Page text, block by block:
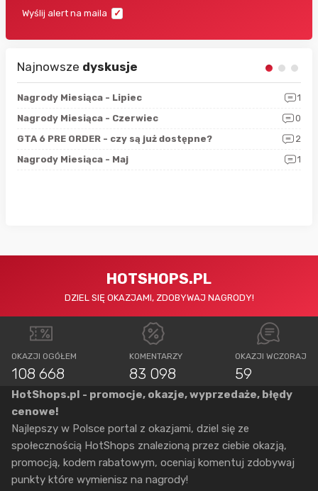
Wyślij alert na maila
Najnowsze dyskusje
Nagrody Miesiąca - Lipiec
1
Nagrody Miesiąca - Czerwiec
0
GTA 6 PRE ORDER - czy są już dostępne?
2
Nagrody Miesiąca - Maj
1
HOTSHOPS.PL
DZIEL SIĘ OKAZJAMI, ZDOBYWAJ NAGRODY!
OKAZJI OGÓŁEM
108 668
KOMENTARZY
83 098
OKAZJI WCZORAJ
59
HotShops.pl - promocje, okazje, wyprzedaże, błędy
cenowe!
Najlepszy w Polsce portal z okazjami, dziel się ze
społecznością HotShops znalezioną przez ciebie okazją,
promocją, kodem rabatowym, oceniaj komentuj zdobywaj
punkty które wymienisz na nagrody!